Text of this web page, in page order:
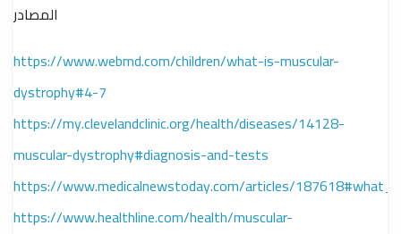
المصادر
https://www.webmd.com/children/what-is-muscular-
dystrophy#4-7
https://my.clevelandclinic.org/health/diseases/14128-
muscular-dystrophy#diagnosis-and-tests
https://www.medicalnewstoday.com/articles/
https://www.healthline.com/health/muscular-